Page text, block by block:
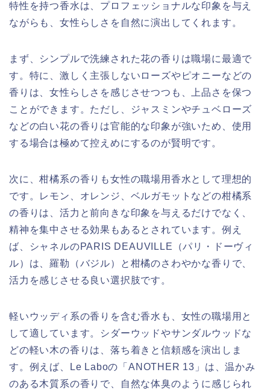
特性を持つ香水は、プロフェッショナルな印象を与え
ながらも、女性らしさを自然に演出してくれます。
まず、シンプルで洗練された花の香りは職場に最適で
す。特に、激しく主張しないローズやピオニーなどの
香りは、女性らしさを感じさせつつも、上品さを保つ
ことができます。ただし、ジャスミンやチュベローズ
などの白い花の香りは官能的な印象が強いため、使用
する場合は極めて控えめにするのが賢明です。
次に、柑橘系の香りも女性の職場用香水として理想的
です。レモン、オレンジ、ベルガモットなどの柑橘系
の香りは、活力と前向きな印象を与えるだけでなく、
精神を集中させる効果もあるとされています。例え
ば、シャネルのPARIS DEAUVILLE（パリ・ドーヴィ
ル）は、羅勒（バジル）と柑橘のさわやかな香りで、
活力を感じさせる良い選択肢です。
軽いウッディ系の香りを含む香水も、女性の職場用と
して適しています。シダーウッドやサンダルウッドな
どの軽い木の香りは、落ち着きと信頼感を演出しま
す。例えば、Le Laboの「ANOTHER 13」は、温かみ
のある木質系の香りで、自然な体臭のように感じられ